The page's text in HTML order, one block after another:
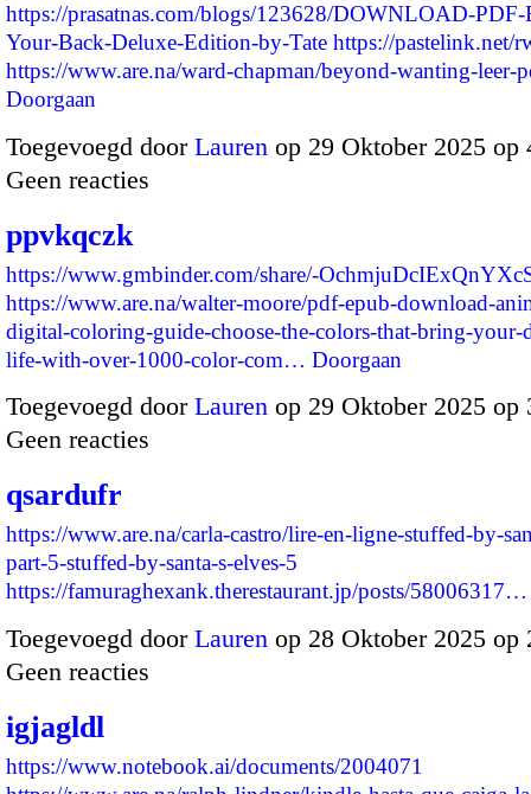
https://prasatnas.com/blogs/123628/DOWNLOAD-PDF-
Your-Back-Deluxe-Edition-by-Tate https://pastelink.net/
https://www.are.na/ward-chapman/beyond-wanting-
Doorgaan
Toegevoegd door Lauren op 29 Oktober 2025
Geen reacties
ppvkqczk
https://www.gmbinder.com/share/-
https://www.are.na/walter-moore/pdf-epub-download-
digital-coloring-guide-choose-the-colors-that-bring-your-
life-with-over-1000-color-com… Doorgaan
Toegevoegd door Lauren op 29 Oktober 2025
Geen reacties
qsardufr
https://www.are.na/carla-castro/lire-en-ligne-stuffed-by-
part-5-stuffed-by-santa-s-elves-5
https://famuraghexank.therestaurant.jp/posts/58006317…
Toegevoegd door Lauren op 28 Oktober 2025
Geen reacties
igjagldl
https://www.notebook.ai/documents/2004071